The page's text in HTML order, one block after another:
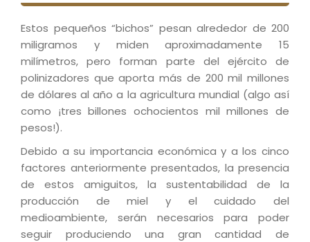
Estos pequeños “bichos” pesan alrededor de 200
miligramos y miden aproximadamente 15
milímetros, pero forman parte del ejército de
polinizadores que aporta más de 200 mil millones
de dólares al año a la agricultura mundial (algo así
como ¡tres billones ochocientos mil millones de
pesos!).
Debido a su importancia económica y a los cinco
factores anteriormente presentados, la presencia
de estos amiguitos, la sustentabilidad de la
producción de miel y el cuidado del
medioambiente, serán necesarios para poder
seguir produciendo una gran cantidad de